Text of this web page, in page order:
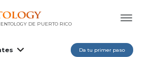
DE PUERTO RICO
Da tu primer paso